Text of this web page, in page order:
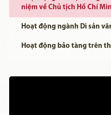
niệm về Chủ tịch Hồ Chí
Hoạt động ngành Di sản
Hoạt động bảo tàng trên